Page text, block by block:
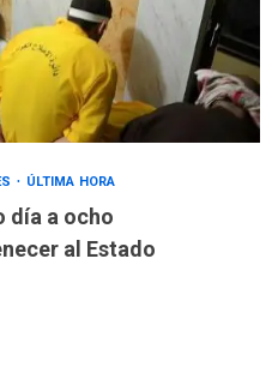
ÚLTIMA HORA
día a ocho
al Estado